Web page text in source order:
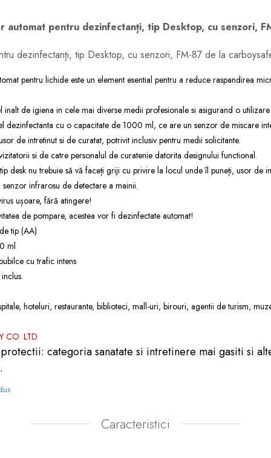
automat pentru dezinfectanți, tip Desktop, cu senzori,
dezinfectanți, tip Desktop, cu senzori, FM-87 de la
pentru lichide este un element esential pentru a reduce raspandirea
inalt de igiena in cele mai diverse medii profesionale si asigurand o
dezinfectanta cu o capacitate de 1000 ml, ce are un senzor de miscare
de intretinut si de curatat, potrivit inclusiv pentru medii solicitante.
si de catre personalul de curatenie datorita designului functional.
desk nu trebuie să vă faceți griji cu privire la locul unde îl puneți, usor de
infrarosu de detectare a mainii.
ușoare, fără atingere!
de pompare, acestea vor fi dezinfectate automat!
tip (AA)
ml
cu trafic intens
hoteluri, restaurante, biblioteci, mall-uri, birouri, agentii de turism,
CO. LTD
categoriasanatate si intretinere mai gasiti si
Caracteristici